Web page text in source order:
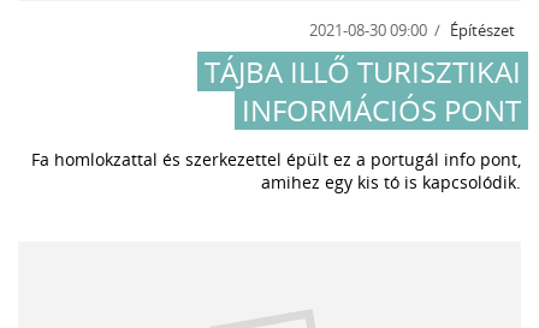
2021-08-30 09:00 Építészet
TÁJBA ILLŐ TURISZTIKAI
INFORMÁCIÓS PONT
Fa homlokzattal és szerkezettel épült ez a portugál info pont,
amihez egy kis tó is kapcsolódik.